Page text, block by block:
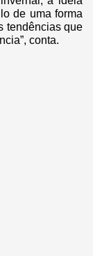
de uma forma
tendências que
conta.